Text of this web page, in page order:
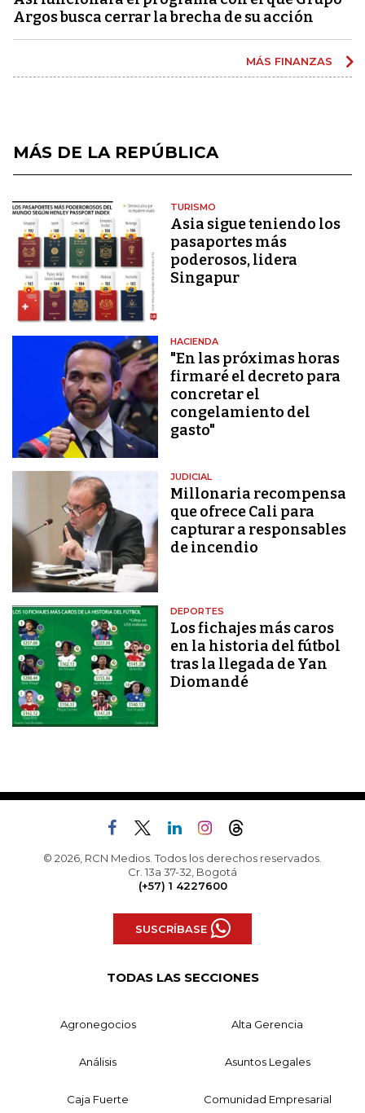
Argos busca cerrar la brecha de su acción
MÁS FINANZAS
MÁS DE LA REPÚBLICA
TURISMO
Asia sigue teniendo los
pasaportes más
poderosos, lidera
Singapur
HACIENDA
"En las próximas horas
firmaré el decreto para
concretar el
congelamiento del
gasto"
JUDICIAL
Millonaria recompensa
que ofrece Cali para
capturar a responsables
de incendio
DEPORTES
Los fichajes más caros
en la historia del fútbol
tras la llegada de Yan
Diomandé
© 2026, RCN Medios. Todos los derechos reservados.
Cr. 13a 37-32, Bogotá
(+57) 1 4227600
SUSCRÍBASE
TODAS LAS SECCIONES
Agronegocios Alta Gerencia
Análisis Asuntos Legales
Caja Fuerte Comunidad Empresarial